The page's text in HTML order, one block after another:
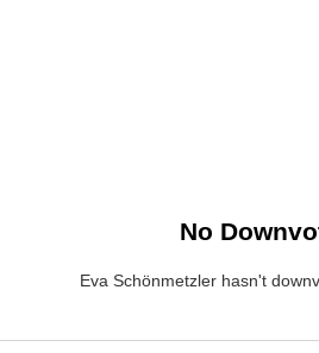
No
Eva Schönmetzler hasn't